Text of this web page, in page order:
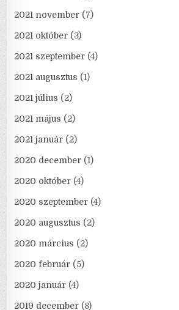
2021 november (7)
2021 október (3)
2021 szeptember (4)
2021 augusztus (1)
2021 július (2)
2021 május (2)
2021 január (2)
2020 december (1)
2020 október (4)
2020 szeptember (4)
2020 augusztus (2)
2020 március (2)
2020 február (5)
2020 január (4)
2019 december (8)